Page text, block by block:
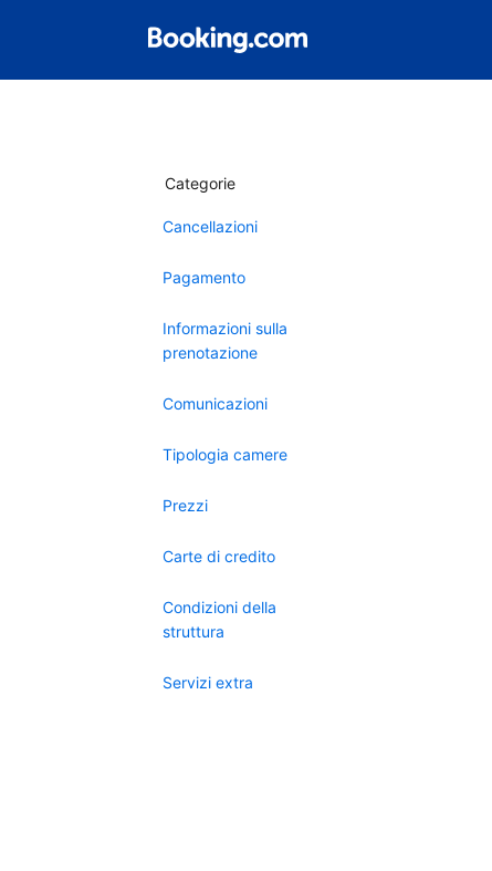
Categorie
Cancellazioni
Pagamento
Informazioni sulla
prenotazione
Comunicazioni
Tipologia camere
Prezzi
Carte di credito
Condizioni della
struttura
Servizi extra